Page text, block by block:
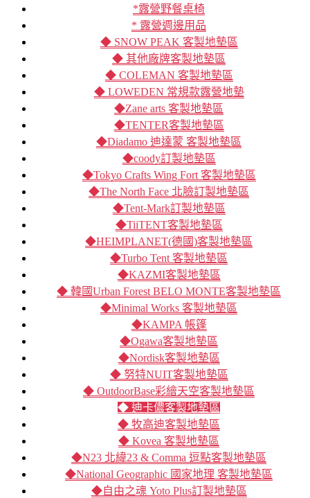
*露營野餐桌椅
* 露營週邊用品
◆ SNOW PEAK 客製地墊區
◆ 其他廠牌客製地墊區
◆ COLEMAN 客製地墊區
◆ LOWEDEN 常規款露營地墊
◆Zane arts 客製地墊區
◆TENTER客製地墊區
◆Diadamo 迪達蒙 客製地墊區
◆coody訂製地墊區
◆Tokyo Crafts Wing Fort 客製地墊區
◆The North Face 北臉訂製地墊區
◆Tent-Mark訂製地墊區
◆TiiTENT客製地墊區
◆HEIMPLANET(德國)客製地墊區
◆Turbo Tent 客製地墊區
◆KAZMI客製地墊區
◆ 韓國Urban Forest BELO MONTE客製地墊區
◆Minimal Works 客製地墊區
◆KAMPA 帳篷
◆Ogawa客製地墊區
◆Nordisk客製地墊區
◆ 努特NUIT客製地墊區
◆ OutdoorBase彩繪天空客製地墊區
◆ 迪卡儂客製地墊區
◆ 牧高迪客製地墊區
◆ Kovea 客製地墊區
◆N23 北緯23 & Comma 逗點客製地墊區
◆National Geographic 國家地理 客製地墊區
◆自由之魂 Yoto Plus訂製地墊區